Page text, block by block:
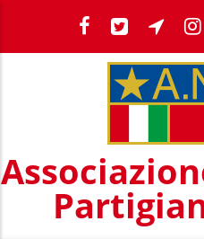
contenuto